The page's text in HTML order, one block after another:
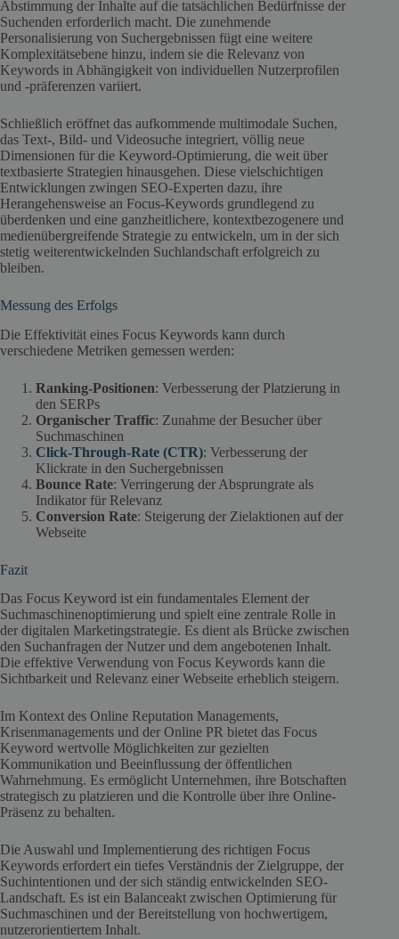
Abstimmung der Inhalte auf die tatsächlichen Bedürfnisse der
Suchenden erforderlich macht. Die zunehmende
Personalisierung von Suchergebnissen fügt eine weitere
Komplexitätsebene hinzu, indem sie die Relevanz von
Keywords in Abhängigkeit von individuellen Nutzerprofilen
und -präferenzen variiert.
Schließlich eröffnet das aufkommende multimodale Suchen,
das Text-, Bild- und Videosuche integriert, völlig neue
Dimensionen für die Keyword-Optimierung, die weit über
textbasierte Strategien hinausgehen. Diese vielschichtigen
Entwicklungen zwingen SEO-Experten dazu, ihre
Herangehensweise an Focus-Keywords grundlegend zu
überdenken und eine ganzheitlichere, kontextbezogenere und
medienübergreifende Strategie zu entwickeln, um in der sich
stetig weiterentwickelnden Suchlandschaft erfolgreich zu
bleiben.
Messung des Erfolgs
Die Effektivität eines Focus Keywords kann durch
verschiedene Metriken gemessen werden:
Ranking-Positionen: Verbesserung der Platzierung in
den SERPs
Organischer Traffic: Zunahme der Besucher über
Suchmaschinen
Click-Through-Rate (CTR): Verbesserung der
Klickrate in den Suchergebnissen
Bounce Rate: Verringerung der Absprungrate als
Indikator für Relevanz
Conversion Rate: Steigerung der Zielaktionen auf der
Webseite
Fazit
Das Focus Keyword ist ein fundamentales Element der
Suchmaschinenoptimierung und spielt eine zentrale Rolle in
der digitalen Marketingstrategie. Es dient als Brücke zwischen
den Suchanfragen der Nutzer und dem angebotenen Inhalt.
Die effektive Verwendung von Focus Keywords kann die
Sichtbarkeit und Relevanz einer Webseite erheblich steigern.
Im Kontext des Online Reputation Managements,
Krisenmanagements und der Online PR bietet das Focus
Keyword wertvolle Möglichkeiten zur gezielten
Kommunikation und Beeinflussung der öffentlichen
Wahrnehmung. Es ermöglicht Unternehmen, ihre Botschaften
strategisch zu platzieren und die Kontrolle über ihre Online-
Präsenz zu behalten.
Die Auswahl und Implementierung des richtigen Focus
Keywords erfordert ein tiefes Verständnis der Zielgruppe, der
Suchintentionen und der sich ständig entwickelnden SEO-
Landschaft. Es ist ein Balanceakt zwischen Optimierung für
Suchmaschinen und der Bereitstellung von hochwertigem,
nutzerorientiertem Inhalt.